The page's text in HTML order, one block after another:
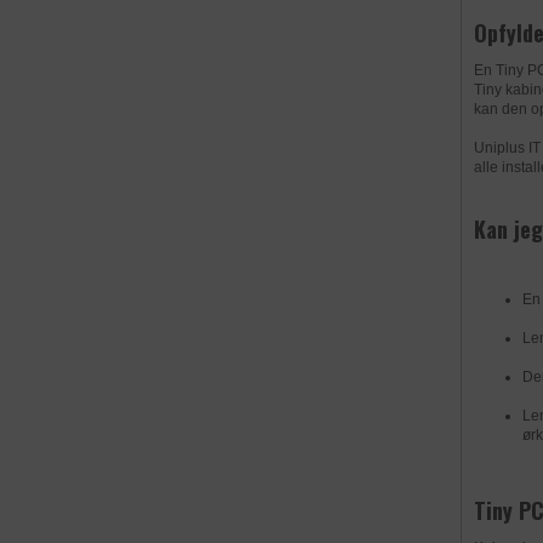
Udbyder
Privatlivspolitik
En Tiny
Tiny
kan den
Uniplus
alle
Kan
Tiny